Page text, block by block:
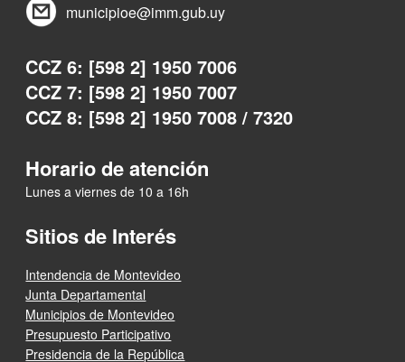
municipioe@imm.gub.uy
CCZ 6: [598 2] 1950 7006
CCZ 7: [598 2] 1950 7007
CCZ 8: [598 2] 1950 7008 / 7320
Horario de atención
Lunes a viernes de 10 a 16h
Sitios de Interés
Intendencia de Montevideo
Junta Departamental
Municipios de Montevideo
Presupuesto Participativo
Presidencia de la República